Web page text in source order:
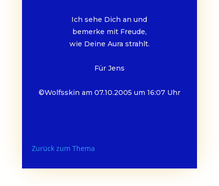
Ich sehe Dich an und
bemerke mit Freude,
wie Deine Aura strahlt.
Für Jens
©Wolfsskin am 07.10.2005 um 16:07 Uhr
Zurück zum Thema